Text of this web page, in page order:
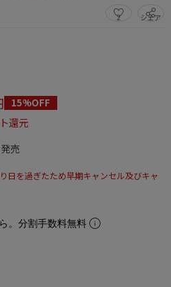
2 シェア
15%OFF
還元
売
日を過ぎたため早期キャンセル及びキャ
。分割手数料無料